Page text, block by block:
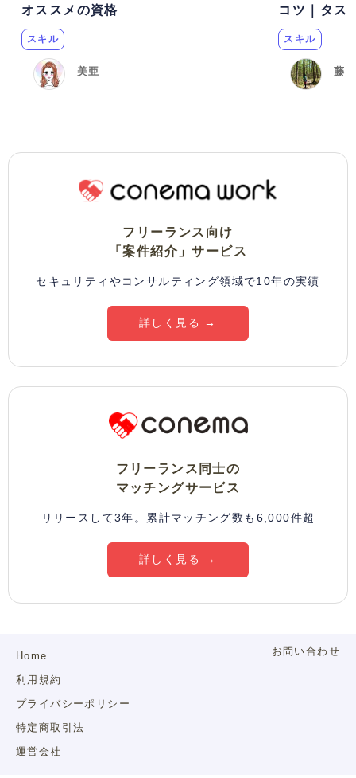
オススメの資格
スキル
美亜
コツ｜タス
スキル
藤
フリーランス向け
「案件紹介」サービス
セキュリティやコンサルティング領域で10年の実績
詳しく見る →
フリーランス同士の
マッチングサービス
リリースして3年。累計マッチング数も6,000件超
詳しく見る →
Home
利用規約
プライバシーポリシー
特定商取引法
運営会社
お問い合わせ